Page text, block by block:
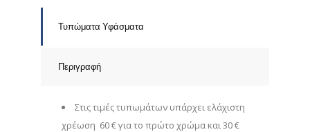
Τυπώματα Υφάσματα
Περιγραφή
Στις τιμές τυπωμάτων υπάρχει ελάχιστη
χρέωση 60 € για το πρώτο χρώμα και 30 €